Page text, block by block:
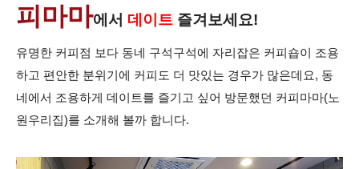
피마마에서 데이트 즐겨보세요!
유명한 커피점 보다 동네 구석구석에 자리잡은 커피숍이 조용
하고 편안한 분위기에 커피도 더 맛있는 경우가 많은데요, 동
네에서 조용하게 데이트를 즐기고 싶어 방문했던 커피마마(노
원우리집)를 소개해 볼까 합니다.